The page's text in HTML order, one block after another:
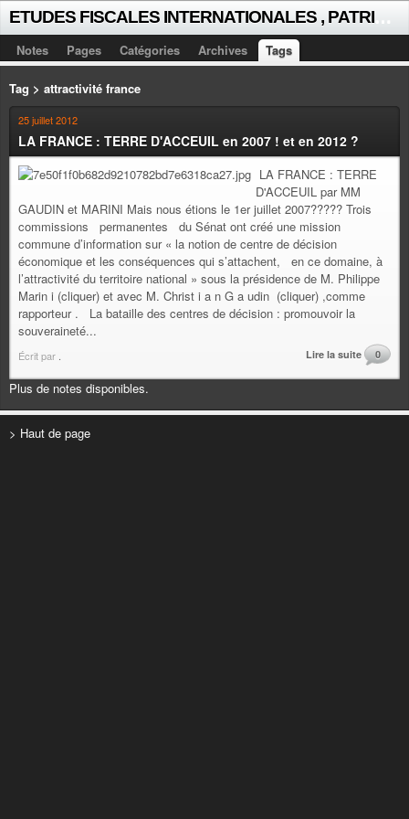
Notes Pages Catégories Archives Tags
Tag > attractivité france
25 juillet 2012
LA FRANCE : TERRE D'ACCEUIL en 2007 ! et en 2012 ?
LA FRANCE : TERRE
D'ACCEUIL par MM
GAUDIN et MARINI Mais nous étions le 1er juillet 2007????? Trois
commissions permanentes du Sénat ont créé une mission
commune d’information sur « la notion de centre de décision
économique et les conséquences qui s’attachent, en ce domaine, à
l’attractivité du territoire national » sous la présidence de M. Philippe
Marin i (cliquer) et avec M. Christ i a n G a udin (cliquer) ,comme
rapporteur . La bataille des centres de décision : promouvoir la
souveraineté...
Écrit par Lire la suite 0
Plus de notes disponibles.
> Haut de page